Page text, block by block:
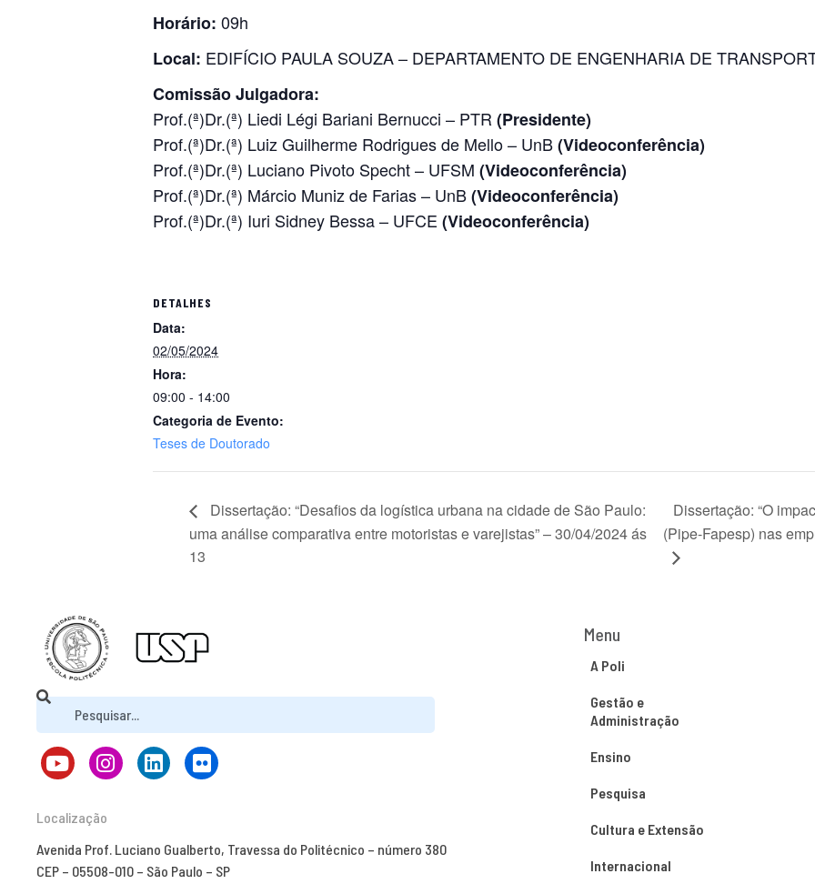
Horário: 09h
Local: EDIFÍCIO PAULA SOUZA – DEPARTAMENTO DE ENGENHARIA DE
Comissão Julgadora:
Prof.(ª)Dr.(ª) Liedi Légi Bariani Bernucci – PTR (Presidente)
Prof.(ª)Dr.(ª) Luiz Guilherme Rodrigues de Mello – UnB(Videoconferência)
Prof.(ª)Dr.(ª) Luciano Pivoto Specht – UFSM (Videoconferência)
Prof.(ª)Dr.(ª) Márcio Muniz de Farias – UnB(Videoconferência)
Prof.(ª)Dr.(ª) Iuri Sidney Bessa – UFCE (Videoconferência)
DETALHES
Data:
02/05/2024
Hora:
09:00 - 14:00
Categoria de Evento:
Teses de Doutorado
Dissertação: “Desafios da logística urbana na cidade de São Paulo:
uma análise comparativa entre motoristas e varejistas” – 30/04/2024 ás
13
Dissertação: “O
(Pipe-Fapesp) nas
Localização
Avenida Prof. Luciano Gualberto, Travessa do Politécnico – número 380
CEP – 05508-010 – São Paulo – SP
Menu
A Poli
Gestão e
Administração
Ensino
Pesquisa
Cultura e Extensão
Internacional